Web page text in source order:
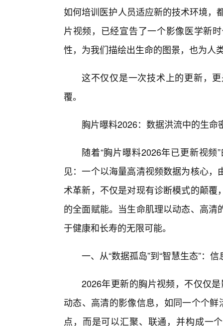
如何培训医护人员适应新的技术环境，
片视频，已经宣告了一个影像医学新
性，为我们描绘出生命的图景，也为人
这不仅仅是一次技术上的更新，
覆。
胸片曝料2026：数据洪流中的生
随着“胸片曝料2026年已更新视
见：一个以海量高清视频数据为核心
术革新，不仅是对现有诊断模式的颠
的全面赋能。当生命肌理以动态、高
于健康和长寿的无限可能。
一、从“数据孤岛”到“智慧生态”：
2026年更新的胸片视频，不仅仅
动态、高清的影像信息，如同一个个
点，而是可以汇聚、联通，并构成一